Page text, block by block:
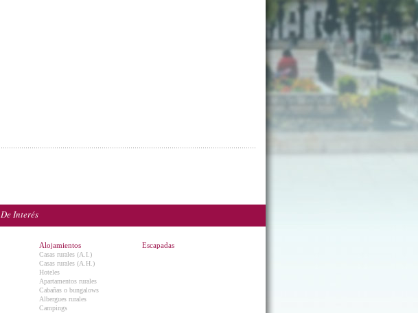
De Interés
Alojamientos
Casas rurales (A.I.)
Casas rurales (A.H.)
Hoteles
Apartamentos rurales
Cabañas o bungalows
Albergues rurales
Campings
Escapadas